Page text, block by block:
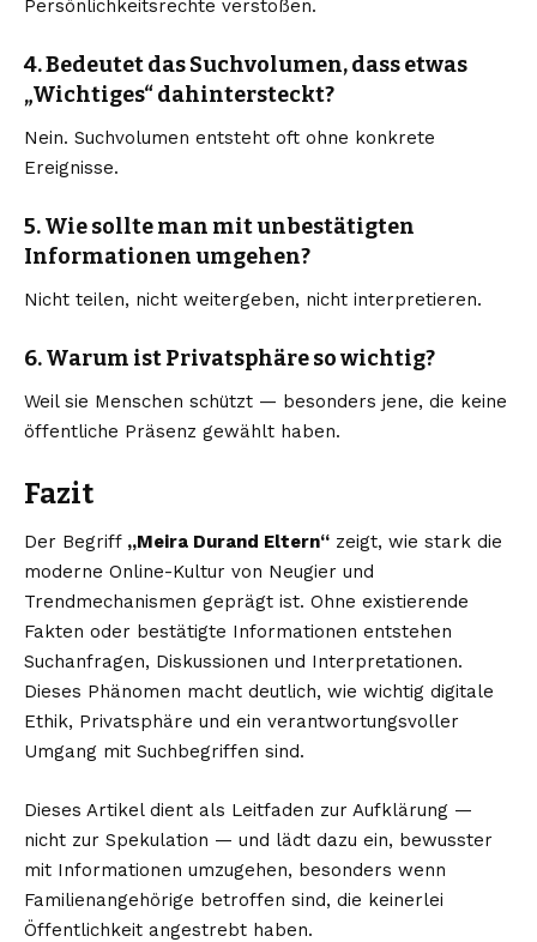
Persönlichkeitsrechte verstoßen.
4. Bedeutet das Suchvolumen, dass etwas
„Wichtiges“ dahintersteckt?
Nein. Suchvolumen entsteht oft ohne konkrete
Ereignisse.
5. Wie sollte man mit unbestätigten
Informationen umgehen?
Nicht teilen, nicht weitergeben, nicht interpretieren.
6. Warum ist Privatsphäre so wichtig?
Weil sie Menschen schützt — besonders jene, die keine
öffentliche Präsenz gewählt haben.
Fazit
Der Begriff „Meira Durand Eltern“ zeigt, wie stark die
moderne Online-Kultur von Neugier und
Trendmechanismen geprägt ist. Ohne existierende
Fakten oder bestätigte Informationen entstehen
Suchanfragen, Diskussionen und Interpretationen.
Dieses Phänomen macht deutlich, wie wichtig digitale
Ethik, Privatsphäre und ein verantwortungsvoller
Umgang mit Suchbegriffen sind.
Dieses Artikel dient als Leitfaden zur Aufklärung —
nicht zur Spekulation — und lädt dazu ein, bewusster
mit Informationen umzugehen, besonders wenn
Familienangehörige betroffen sind, die keinerlei
Öffentlichkeit angestrebt haben.